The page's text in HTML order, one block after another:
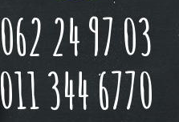
062 24 97 03
011 344 6770